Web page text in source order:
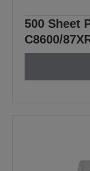
500 Sheet
C8600/